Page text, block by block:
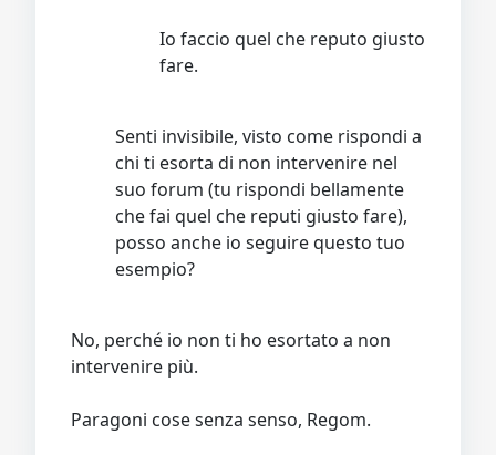
Io faccio quel che reputo giusto
fare.
Senti invisibile, visto come rispondi a
chi ti esorta di non intervenire nel
suo forum (tu rispondi bellamente
che fai quel che reputi giusto fare),
posso anche io seguire questo tuo
esempio?
No, perché io non ti ho esortato a non
intervenire più.
Paragoni cose senza senso, Regom.